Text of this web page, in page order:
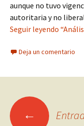
aunque no tuvo
autoritaria y no
Seguir leyendo
Deja un comentario
Ir ←